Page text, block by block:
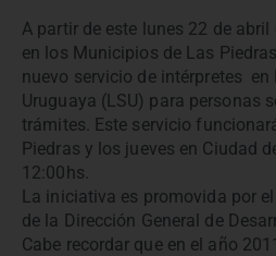
A partir de este lunes 22 de
en los Municipios de Las
nuevo servicio de intérpretes en
Uruguaya (LSU) para personas
trámites. Este servicio
Piedras y los jueves en Ciudad
12:00hs.
La iniciativa es promovida por
de la Dirección General de
Cabe recordar que en el año